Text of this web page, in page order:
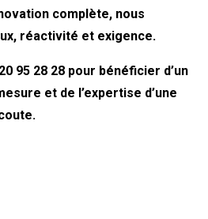
complète, nous
réactivité et exigence.
95 28 28 pour bénéficier d’un
et de l’expertise d’une